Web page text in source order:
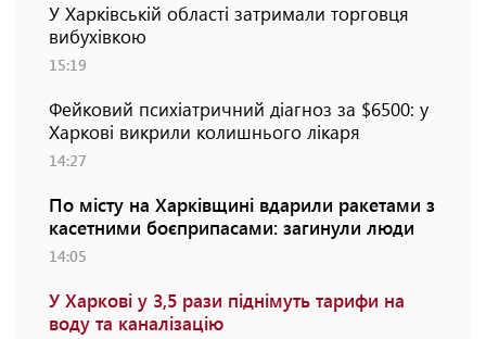
У Харківській області затримали торговця
вибухівкою
15:19
Фейковий психіатричний діагноз за $6500: у
Харкові викрили колишнього лікаря
14:27
По місту на Харківщині вдарили ракетами з
касетними боєприпасами: загинули люди
14:05
У Харкові у 3,5 рази піднімуть тарифи на
воду та каналізацію